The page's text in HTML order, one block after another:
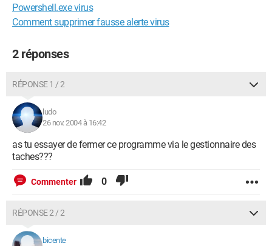
Powershell.exe virus
Comment supprimer fausse alerte virus
2 réponses
RÉPONSE 1 / 2
ludo
26 nov. 2004 à 16:42
as tu essayer de fermer ce programme via le gestionnaire des
taches???
Commenter 0
RÉPONSE 2 / 2
bicente